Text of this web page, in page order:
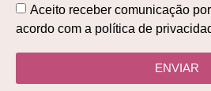
Aceito receber comunicação
acordo com a política de
ENVIAR